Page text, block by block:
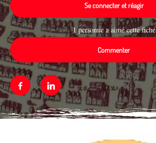
Se connecter et réagir
1 personne a aimé cette fiche
Commenter
FacebookLinkedin